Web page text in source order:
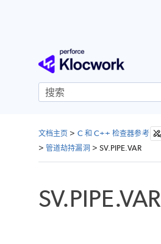
跳到主内容
文档主页 > C 和 C++ 检查器参考
>管道劫持漏洞 > SV.PIPE.VAR
SV.PIPE.VAR